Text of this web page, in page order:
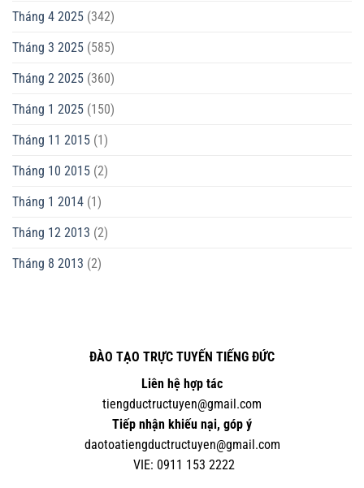
Tháng 4 2025 (342)
Tháng 3 2025 (585)
Tháng 2 2025 (360)
Tháng 1 2025 (150)
Tháng 11 2015 (1)
Tháng 10 2015 (2)
Tháng 1 2014 (1)
Tháng 12 2013 (2)
Tháng 8 2013 (2)
ĐÀO TẠO TRỰC TUYẾN TIẾNG ĐỨC
Liên hệ hợp tác
tiengductructuyen@gmail.com
Tiếp nhận khiếu nại, góp ý
daotoatiengductructuyen@gmail.com
VIE: 0911 153 2222